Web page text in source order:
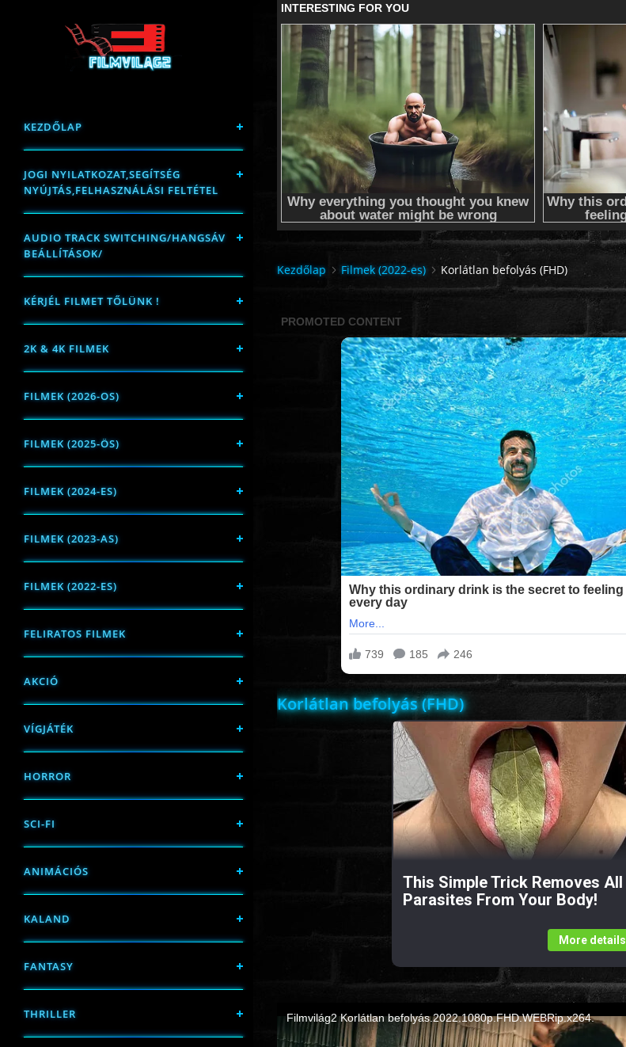
KEZDŐLAP
JOGI NYILATKOZAT,SEGÍTSÉG
NYÚJTÁS,FELHASZNÁLÁSI FELTÉTEL
AUDIO TRACK SWITCHING/HANGSÁV
BEÁLLÍTÁSOK/
KÉRJÉL FILMET TŐLÜNK !
2K & 4K FILMEK
FILMEK (2026-OS)
FILMEK (2025-ÖS)
FILMEK (2024-ES)
FILMEK (2023-AS)
FILMEK (2022-ES)
FELIRATOS FILMEK
AKCIÓ
VÍGJÁTÉK
HORROR
SCI-FI
ANIMÁCIÓS
KALAND
FANTASY
THRILLER
Kezdőlap Filmek (2022-es) Korlátlan befolyás (FHD)
Korlátlan befolyás (FHD)
This Simple Trick Removes All
Parasites From Your Body!
More details